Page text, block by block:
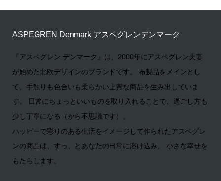
ASPEGREN Denmark アスペグレンデンマーク
『アスペグレン デンマーク』は、2000年にアスペグレン夫妻
が始めた北欧デザインのブランドです。 布製品をメインとし
て、手触りも色合いも柔らかい上質な商品を生み出していま
す。 日常にちょっといいものを取り入れることで、過ごし方も
少し丁寧になる（から不思議です）。
ハッピーで彩りのある生活をイメージして作られたアスペグレ
ンの商品は、すっ、とあなたの日常に溶け込み、 小さな幸せを
もたらします。